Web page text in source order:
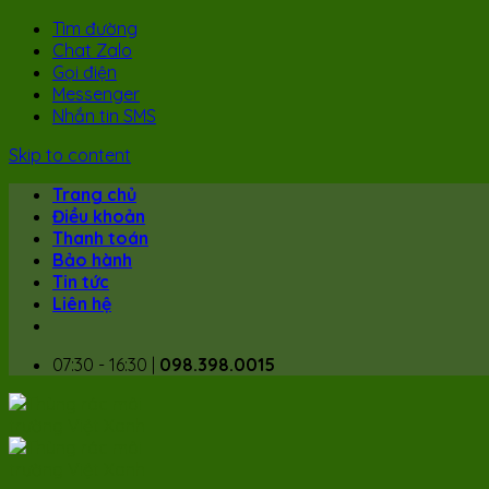
Tìm đường
Chat Zalo
Gọi điện
Messenger
Nhắn tin SMS
Skip to content
Trang chủ
Điều khoản
Thanh toán
Bảo hành
Tin tức
Liên hệ
07:30 - 16:30 | 098.398.0015